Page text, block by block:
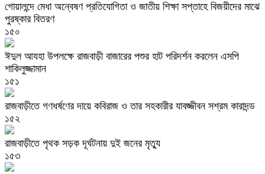
গোয়ালন্দে মেধা অন্বেষণ প্রতিযোগিতা ও জাতীয় শিক্ষা সপ্তাহে বিজয়ীদের মাঝে
পুরষ্কার বিতরণ
১৫০
ঈদুল আযহা উপলক্ষে রাজবাড়ী বাজারের পশুর হাট পরিদর্শন করলেন এসপি
শাকিলুজ্জামান
১৫১
রাজবাড়ীতে গণধর্ষণের দায়ে কবিরাজ ও তার সহকারীর যাবজ্জীবন সশ্রম কারাদন্ড
১৫২
রাজবাড়ীতে পৃথক সড়ক দূর্ঘটনায় দুই জনের মৃত্যু
১৫৩